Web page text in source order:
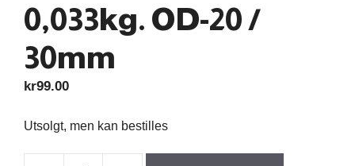
0,033kg. OD-20 /
30mm
kr99.00
Utsolgt, men kan bestilles